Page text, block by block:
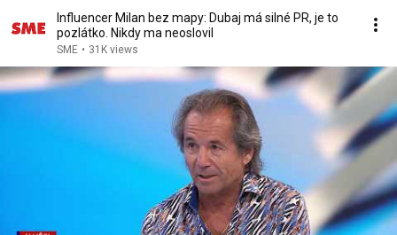
Influencer Milan bez mapy: Dubaj má silné PR, je to
pozlátko. Nikdy ma neoslovil
SME • 31K views